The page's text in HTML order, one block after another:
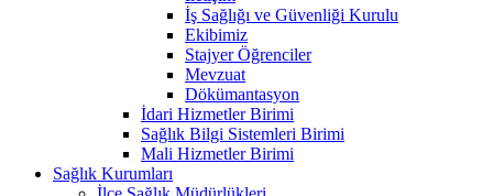
İş Sağlığı ve Güvenliği Kurulu
Ekibimiz
Stajyer Öğrenciler
Mevzuat
Dökümantasyon
İdari Hizmetler Birimi
Sağlık Bilgi Sistemleri Birimi
Mali Hizmetler Birimi
Sağlık Kurumları